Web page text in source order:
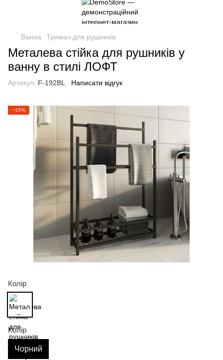
Ванна Тримач для рушників
Металева стійка для рушників у
ванну в стилі ЛОФТ
Артикул: F-192BL Написати відгук
−15%
Колір
Колір
Чорний